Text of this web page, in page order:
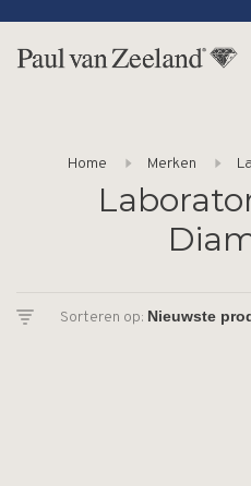
Home Merken
Sorteren op: